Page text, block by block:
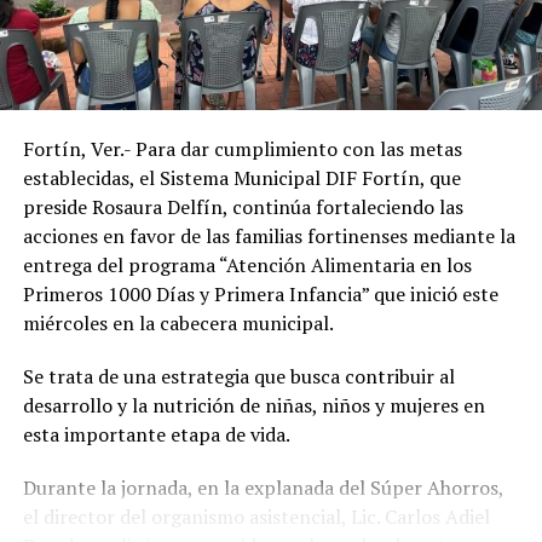
trabajar en favor de los sectores más vulnerables del
municipio, acercando programas de asistencia social que
contribuyan a mejorar la salud, la inclusión y la calidad
de vida de la población.
Fortín, Ver.- Para dar cumplimiento con las metas
establecidas, el Sistema Municipal DIF Fortín, que
preside Rosaura Delfín, continúa fortaleciendo las
acciones en favor de las familias fortinenses mediante la
entrega del programa “Atención Alimentaria en los
Primeros 1000 Días y Primera Infancia” que inició este
miércoles en la cabecera municipal.
Se trata de una estrategia que busca contribuir al
desarrollo y la nutrición de niñas, niños y mujeres en
esta importante etapa de vida.
Durante la jornada, en la explanada del Súper Ahorros,
el director del organismo asistencial, Lic. Carlos Adiel